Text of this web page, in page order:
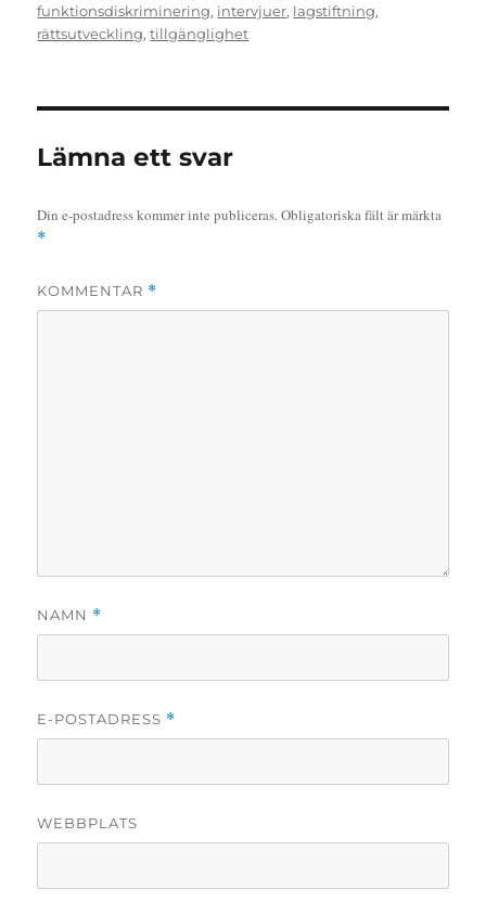
funktionsdiskriminering, intervjuer, lagstiftning,
rättsutveckling,tillgänglighet
Lämna ett svar
Din e-postadress kommer inte publiceras.Obligatoriska fält är märkta
*
KOMMENTAR *
NAMN *
E-POSTADRESS *
WEBBPLATS